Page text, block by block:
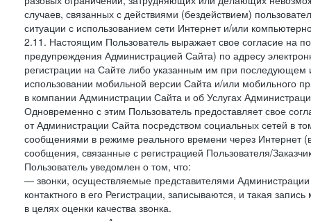
случаев, связанных с действиями (бездействием)
ситуации с использованием сети Интернет и/или
2.11. Настоящим Пользователь выражает свое согласие на
предупреждения Администрацией Сайта) по адресу
регистрации на Сайте либо указанным им при
использовании мобильной версии Сайта и/или мобильного
в компании Администрации Сайта и об Услугах
Одновременно с этим Пользователь предоставляет свое
от Администрации Сайта посредством социальных сетей в
сообщениями в режиме реального времени через Интернет
сообщения, связанные с регистрацией Пользователя/
Пользователь уведомлен о том, что:
— звонки, осуществляемые представителями
контактного в его Регистрации, записываются, и такая
в целях оценки качества звонка.